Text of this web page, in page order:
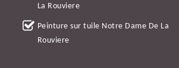
La Rouviere
Peinture sur tuile Notre Dame De La
Rouviere